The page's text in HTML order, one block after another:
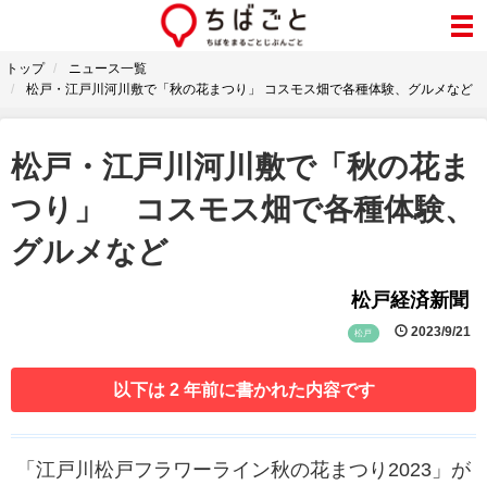
トップ
ニュース一覧
松戸・江戸川河川敷で「秋の花まつり」 コスモス畑で各種体験、グルメなど
松戸・江戸川河川敷で「秋の花ま
つり」 コスモス畑で各種体験、
グルメなど
松戸経済新聞
松戸 2023/9/21
以下は 2 年前に書かれた内容です
「江戸川松戸フラワーライン秋の花まつり2023」が